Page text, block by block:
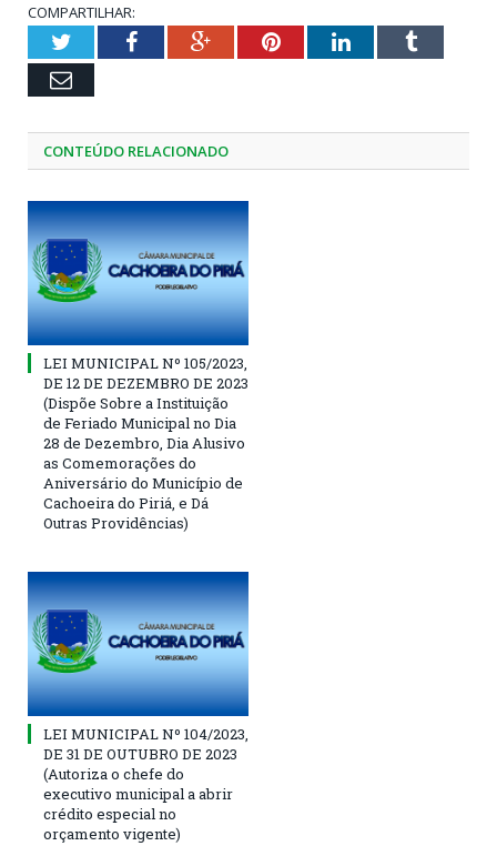
COMPARTILHAR:
TwitterFacebookGoogle+PinterestLinkedInTumblr
Email
CONTEÚDO RELACIONADO
LEI MUNICIPAL Nº 105/2023,
DE 12 DE DEZEMBRO DE 2023
(Dispõe Sobre a Instituição
de Feriado Municipal no Dia
28 de Dezembro, Dia Alusivo
as Comemorações do
Aniversário do Município de
Cachoeira do Piriá, e Dá
Outras Providências)
LEI MUNICIPAL Nº 104/2023,
DE 31 DE OUTUBRO DE 2023
(Autoriza o chefe do
executivo municipal a abrir
crédito especial no
orçamento vigente)